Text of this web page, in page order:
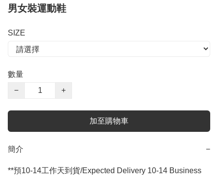
男女裝運動鞋
SIZE
數量
−
+
加至購物車
簡介 −
**預10-14工作天到貨/Expected Delivery 10-14 Business